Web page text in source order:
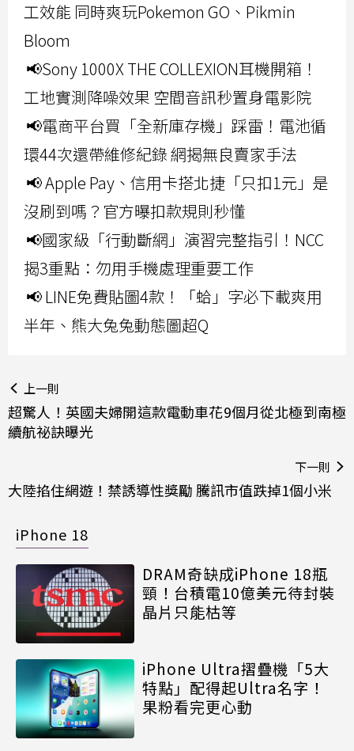
工效能 同時爽玩Pokemon GO、Pikmin
Bloom
📢Sony 1000X THE COLLEXION耳機開箱！
工地實測降噪效果 空間音訊秒置身電影院
📢電商平台買「全新庫存機」踩雷！電池循
環44次還帶維修紀錄 網揭無良賣家手法
📢 Apple Pay、信用卡搭北捷「只扣1元」是
沒刷到嗎？官方曝扣款規則秒懂
📢國家級「行動斷網」演習完整指引！NCC
揭3重點：勿用手機處理重要工作
📢 LINE免費貼圖4款！「蛤」字必下載爽用
半年、熊大兔兔動態圖超Q
上一則
超驚人！英國夫婦開這款電動車花9個月從北極到南極
續航祕訣曝光
下一則
大陸掐住網遊！禁誘導性獎勵 騰訊市值跌掉1個小米
iPhone 18
DRAM奇缺成iPhone 18瓶
頸！台積電10億美元待封裝
晶片只能枯等
iPhone Ultra摺疊機「5大
特點」配得起Ultra名字！
果粉看完更心動